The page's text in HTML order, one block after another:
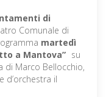
di
Comunale di
martedì
a Mantova” su
di Marco Bellocchio,
d’orchestra il